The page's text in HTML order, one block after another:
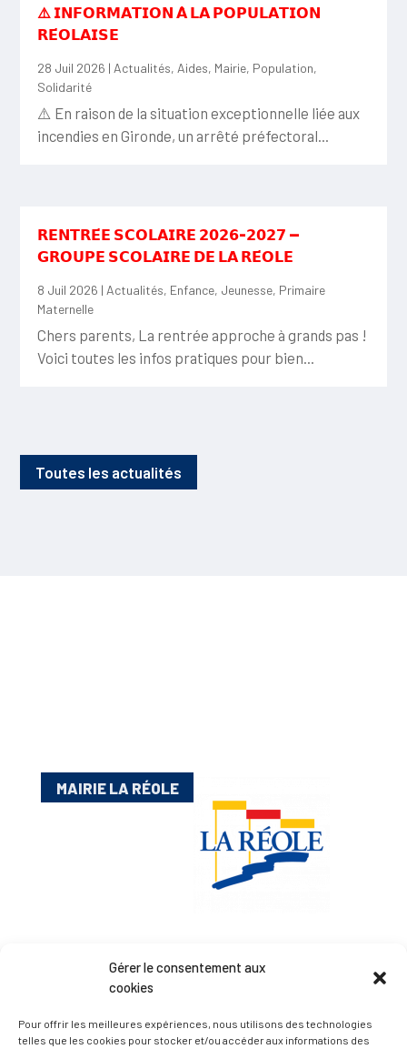
Gérer le consentement aux
cookies
Pour offrir les meilleures expériences, nous utilisons des technologies
telles que les cookies pour stocker et/ou accéder aux informations des
⚠️ 𝗜𝗡𝗙𝗢𝗥𝗠𝗔𝗧𝗜𝗢𝗡 𝗔̀ 𝗟𝗔 𝗣𝗢𝗣𝗨𝗟𝗔𝗧𝗜𝗢𝗡
𝗥𝗘́𝗢𝗟𝗔𝗜𝗦𝗘
28 Juil 2026 | Actualités, Aides, Mairie, Population,
Solidarité
⚠️ En raison de la situation exceptionnelle liée aux
incendies en Gironde, un arrêté préfectoral...
𝗥𝗘𝗡𝗧𝗥𝗘́𝗘 𝗦𝗖𝗢𝗟𝗔𝗜𝗥𝗘 𝟮𝟬𝟮𝟲-𝟮𝟬𝟮𝟳 —
𝗚𝗥𝗢𝗨𝗣𝗘 𝗦𝗖𝗢𝗟𝗔𝗜𝗥𝗘 𝗗𝗘 𝗟𝗔 𝗥𝗘́𝗢𝗟𝗘
8 Juil 2026 | Actualités, Enfance, Jeunesse, Primaire
Maternelle
Chers parents, La rentrée approche à grands pas !
Voici toutes les infos pratiques pour bien...
Toutes les actualités
MAIRIE LA RÉOLE
Esplanade Charles de Gaulle
mairie@lareole.fr